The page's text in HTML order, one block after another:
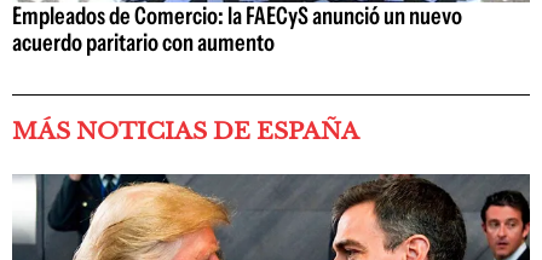
Empleados de Comercio: la FAECyS anunció un nuevo
acuerdo paritario con aumento
MÁS NOTICIAS DE ESPAÑA